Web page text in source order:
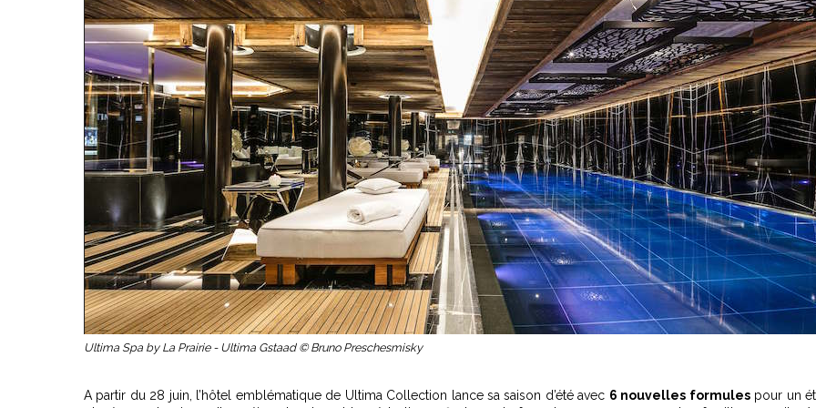
Ultima Spa by La Prairie - Ultima Gstaad © Bruno Preschesmisky
A partir du 28 juin, l’hôtel emblématique de Ultima Collection lance sa saison d’été avec 6 nouvelles formulespour un